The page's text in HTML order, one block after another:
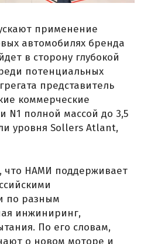
применение
автомобилях бренда
в сторону глубокой
потенциальных
представитель
коммерческие
N1 полной массой до 3,5
уровня Sollers Atlant,
что НАМИ поддерживает
по разным
инжиниринг,
По его словам,
о новом моторе и